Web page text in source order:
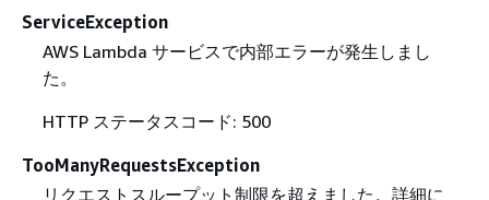
ServiceException
AWS Lambda サービスで内部エラーが発生しまし
た。
HTTP ステータスコード: 500
TooManyRequestsException
リクエストスループット制限を超えました。詳細に